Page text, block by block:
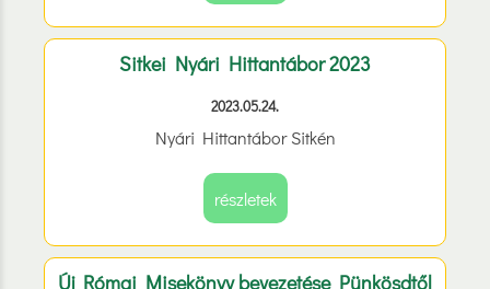
Sitkei Nyári Hittantábor 2023
2023.05.24.
Nyári Hittantábor Sitkén
részletek
Új Római Misekönyv bevezetése Pünkösdtől